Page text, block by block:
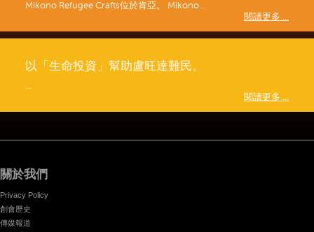
Mikono Refugee Crafts位於肯亞。 Mikono...
閱讀更多 ...
以「生命投資」幫助盧旺達難民。
...
閱讀更多 ...
關於我們
Privacy Policy
創會歷史
傳媒報道